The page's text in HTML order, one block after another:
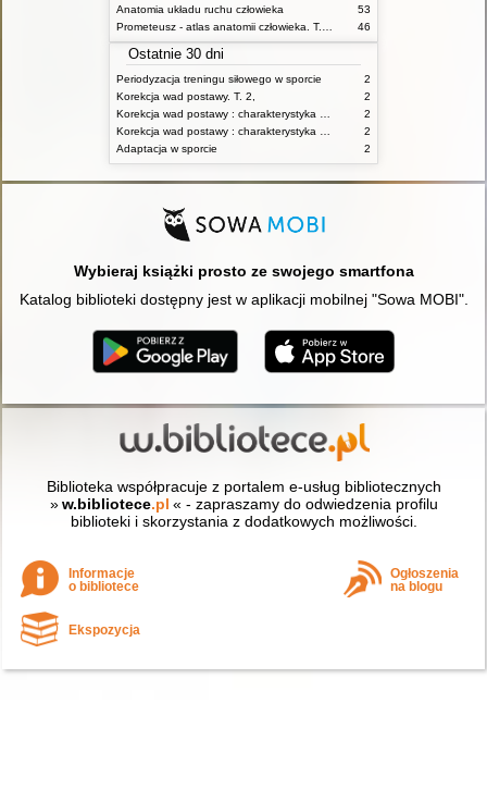
Anatomia układu ruchu człowieka
53
46
Ostatnie 30 dni
Periodyzacja treningu siłowego w sporcie
2
Korekcja wad postawy. T. 2,
2
2
2
Adaptacja w sporcie
2
Wybieraj książki prosto ze swojego smartfona
Katalog biblioteki dostępny jest w aplikacji mobilnej "Sowa MOBI".
Biblioteka współpracuje z portalem e-usług bibliotecznych
» w.bibliotece.pl « - zapraszamy do odwiedzenia profilu
biblioteki i skorzystania z dodatkowych możliwości.
Informacje
o bibliotece
Ogłoszenia
na blogu
Ekspozycja